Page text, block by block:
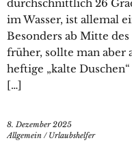
durchschnittlich 26
im Wasser, ist allemal
Besonders ab Mitte
früher, sollte man aber
heftige „kalte
[…]
8. Dezember 2025
Allgemein / Urlaubshelfer